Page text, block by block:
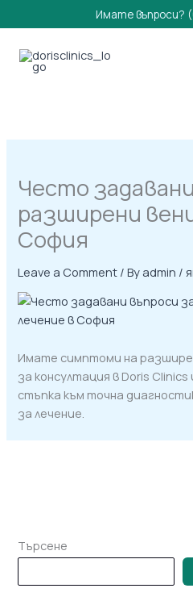
to
content
Имате въпроси?
Често
разширени
София
Leave a Comment / By admin /
Имате симптоми на
за консултация в Doris
стъпка към точна
за лечение.
Търсене